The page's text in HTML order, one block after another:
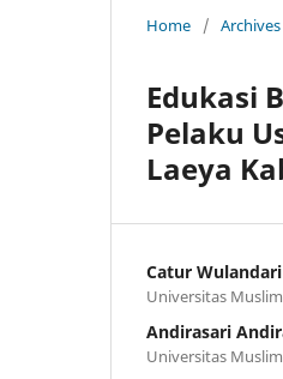
Home / Archives
Edukasi
Pelaku
Laeya
Catur Wulandari
Universitas
Andirasari
Universitas